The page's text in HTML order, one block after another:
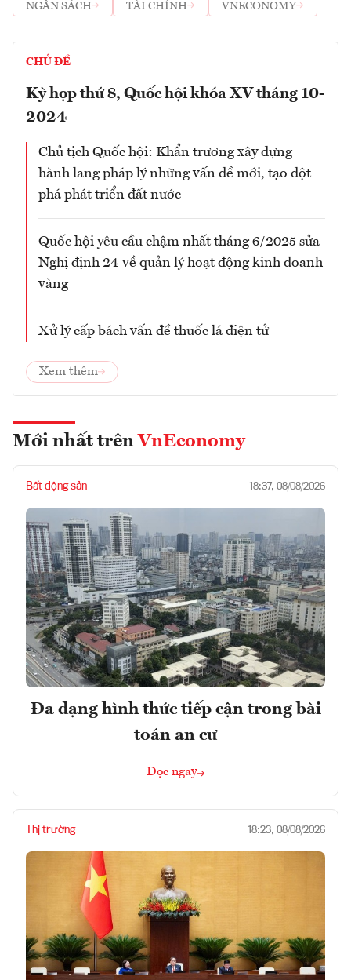
NGÂN SÁCH TÀI CHÍNH VNECONOMY
CHỦ ĐỀ
Kỳ họp thứ 8, Quốc hội khóa XV tháng 10-
2024
Chủ tịch Quốc hội: Khẩn trương xây dựng
hành lang pháp lý những vấn đề mới, tạo đột
phá phát triển đất nước
Quốc hội yêu cầu chậm nhất tháng 6/2025 sửa
Nghị định 24 về quản lý hoạt động kinh doanh
vàng
Xử lý cấp bách vấn đề thuốc lá điện tử
Xem thêm
Mới nhất trên VnEconomy
Bất động sản 18:37, 08/08/2026
Đa dạng hình thức tiếp cận trong bài
toán an cư
Đọc ngay
Thị trường 18:23, 08/08/2026